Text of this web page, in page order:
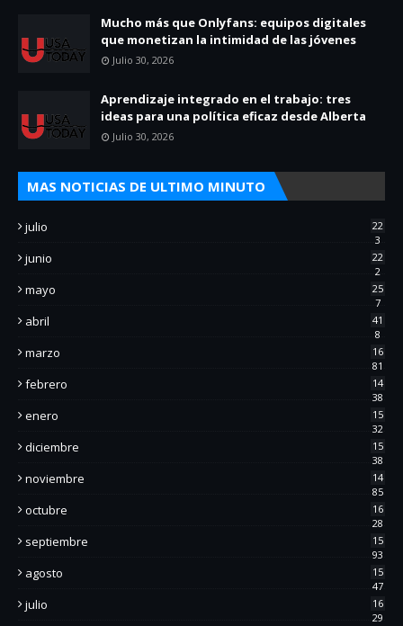
Mucho más que Onlyfans: equipos digitales
que monetizan la intimidad de las jóvenes
Julio 30, 2026
Aprendizaje integrado en el trabajo: tres
ideas para una política eficaz desde Alberta
Julio 30, 2026
MAS NOTICIAS DE ULTIMO MINUTO
julio
22
3
junio
22
2
mayo
25
7
abril
41
8
marzo
16
81
febrero
14
38
enero
15
32
diciembre
15
38
noviembre
14
85
octubre
16
28
septiembre
15
93
agosto
15
47
julio
16
29